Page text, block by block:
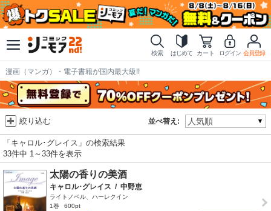
検索 はじめて カート ログイン 会員登録
漫画（マンガ）・電子書籍が国内最大級!!
並べ替え:
絞り込む
「キャロル･グレイス」の検索結果
33件中 1～33件を表示
太陽の香りの美酒
キャロル･グレイス / 中野恵
ライトノベル、ハーレクイン
1巻
600pt